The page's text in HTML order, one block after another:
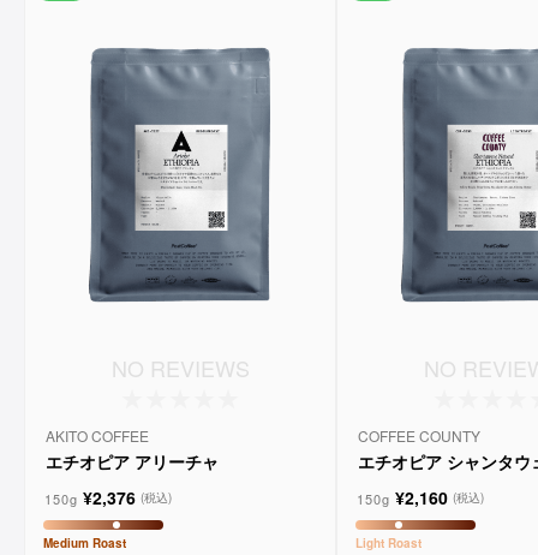
NO REVIEWS
AKITO COFFEE
エチオピア アリーチャ
150g ¥2,376 (税込)
Medium Roast
NO
COFFEE COUNTY
エチオピア シャンタウ
150g ¥2,160 (税込)
Light Roast